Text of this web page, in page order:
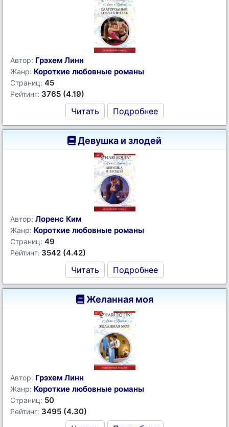
Автор: Грэхем Линн
Жанр: Короткие любовные романы
Страниц: 45
Рейтинг: 3765 (4.19)
Читать Подробнее
Девушка и злодей
Автор: Лоренс Ким
Жанр: Короткие любовные романы
Страниц: 49
Рейтинг: 3542 (4.42)
Читать Подробнее
Желанная моя
Автор: Грэхем Линн
Жанр: Короткие любовные романы
Страниц: 50
Рейтинг: 3495 (4.30)